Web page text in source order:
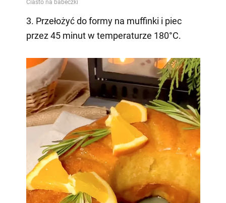
3. Przełożyć do formy na muffinki i piec
przez 45 minut w temperaturze 180°C.